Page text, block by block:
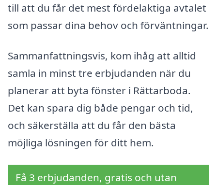
till att du får det mest fördelaktiga avtalet
som passar dina behov och förväntningar.
Sammanfattningsvis, kom ihåg att alltid
samla in minst tre erbjudanden när du
planerar att byta fönster i Rättarboda.
Det kan spara dig både pengar och tid,
och säkerställa att du får den bästa
möjliga lösningen för ditt hem.
Få 3 erbjudanden, gratis och utan